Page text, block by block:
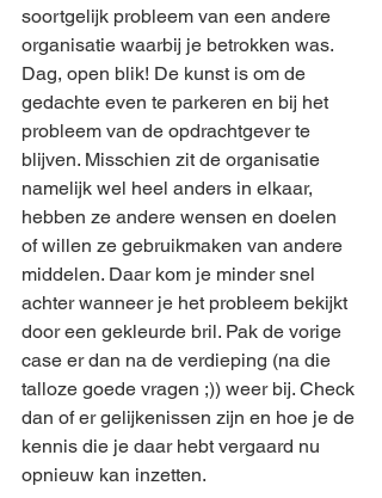
soortgelijk probleem van een andere
organisatie waarbij je betrokken was.
Dag, open blik! De kunst is om de
gedachte even te parkeren en bij het
probleem van de opdrachtgever te
blijven. Misschien zit de organisatie
namelijk wel heel anders in elkaar,
hebben ze andere wensen en doelen
of willen ze gebruikmaken van andere
middelen. Daar kom je minder snel
achter wanneer je het probleem bekijkt
door een gekleurde bril. Pak de vorige
case er dan na de verdieping (na die
talloze goede vragen ;)) weer bij. Check
dan of er gelijkenissen zijn en hoe je de
kennis die je daar hebt vergaard nu
opnieuw kan inzetten.